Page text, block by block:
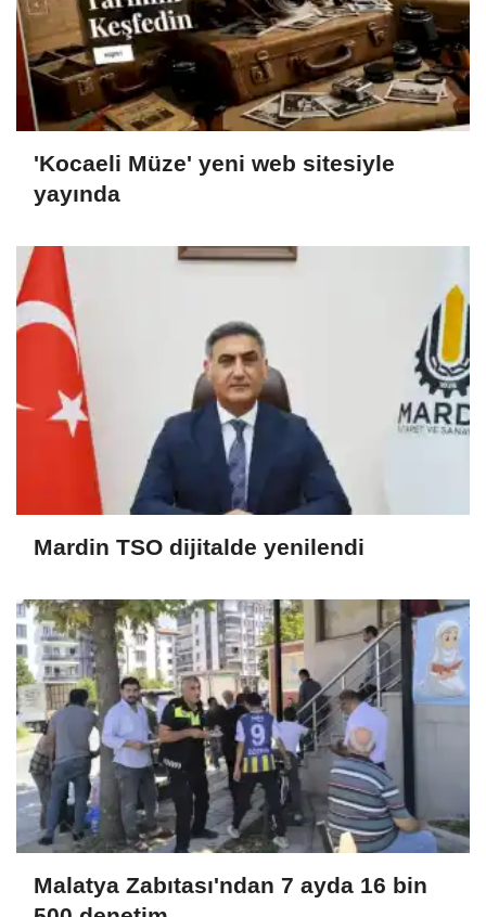
'Kocaeli Müze' yeni web sitesiyle
yayında
Mardin TSO dijitalde yenilendi
Malatya Zabıtası'ndan 7 ayda 16 bin